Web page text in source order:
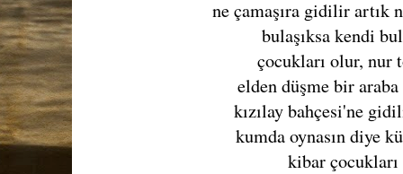
ne çamaşıra gidilir artık
bulaşıksa kendi
çocukları olur, nur
elden düşme bir araba
kızılay bahçesi'ne
kumda oynasın diye
kibar